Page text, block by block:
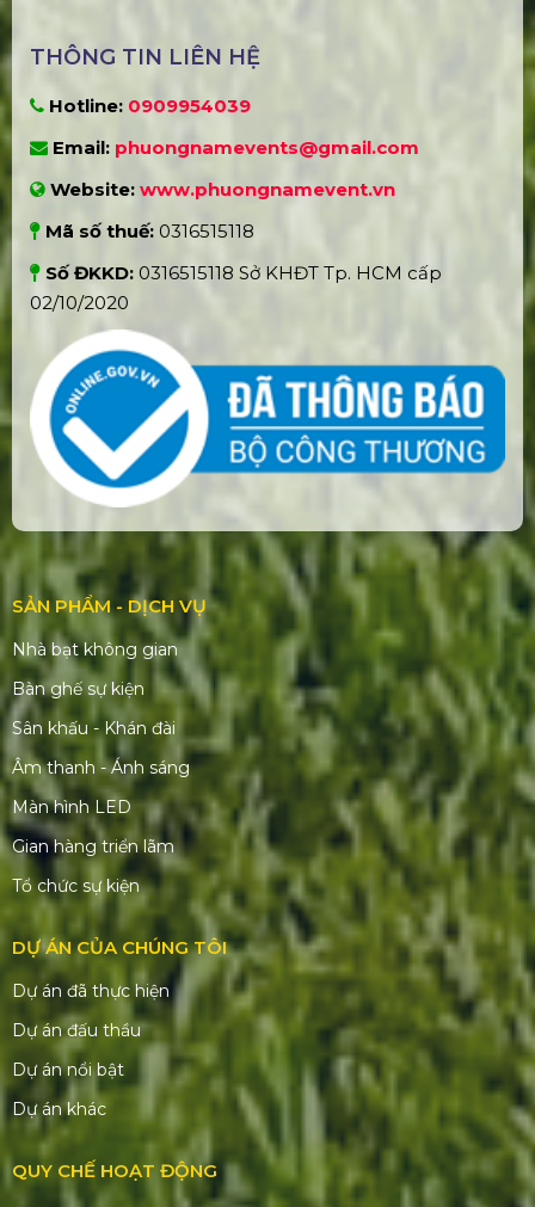
THÔNG TIN LIÊN HỆ
Hotline: 0909954039
Email: phuongnamevents@gmail.com
Website: www.phuongnamevent.vn
Mã số thuế: 0316515118
Số ĐKKD: 0316515118 Sở KHĐT Tp. HCM cấp
02/10/2020
SẢN PHẨM - DỊCH VỤ
Nhà bạt không gian
Bàn ghế sự kiện
Sân khấu - Khán đài
Âm thanh - Ánh sáng
Màn hình LED
Gian hàng triển lãm
Tổ chức sự kiện
DỰ ÁN CỦA CHÚNG TÔI
Dự án đã thực hiện
Dự án đấu thầu
Dự án nổi bật
Dự án khác
QUY CHẾ HOẠT ĐỘNG